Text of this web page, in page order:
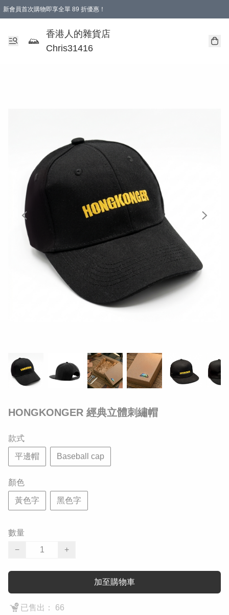
新會員首次購物即享全單 89 折優惠！
購物滿 HKD 499.00即享免運費優惠！（適用於 本地送貨、本地取貨 )
【滿 $300 專屬驚喜：無聲信物（最後一批）】
香港人的雜貨店
Chris31416
HONGKONGER 經典立體刺繡帽
款式
平邊帽 Baseball cap
顏色
黃色字 黑色字
數量
−
+
加至購物車
已售出： 66